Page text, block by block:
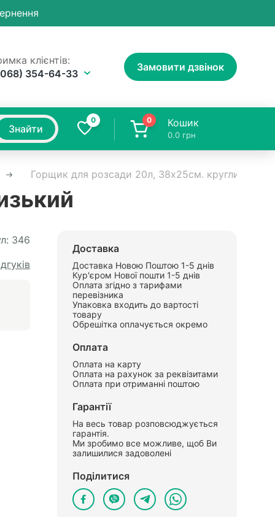
клієнтів:
354-64-33
Замовити дзвінок
Знайти
0 0 Кошик
0.0 грн
Горщик для розсади 20л, 38х25см. круглий
346
Доставка
Доставка Новою Поштою 1-5 днів
Кур'єром Нової пошти 1-5 днів
Оплата згідно з тарифами
перевізника
Упаковка входить до вартості
товару
Обрешітка оплачується окремо
Оплата
Оплата на карту
Оплата на рахунок за реквізитами
Оплата при отриманні поштою
Гарантії
На весь товар розповсюджується
гарантія.
Ми зробимо все можливе, щоб Ви
залишилися задоволені
Поділитися